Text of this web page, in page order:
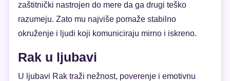
zaštitnički nastrojen do mere da ga drugi teško
razumeju. Zato mu najviše pomaže stabilno
okruženje i ljudi koji komuniciraju mirno i iskreno.
Rak u ljubavi
U ljubavi Rak traži nežnost, poverenje i emotivnu